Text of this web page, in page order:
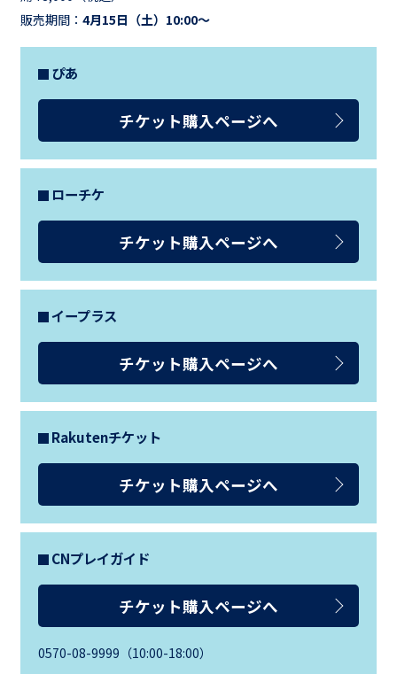
販売期間： 4月15日（土）10:00～
ぴあ
チケット購入ページへ
ローチケ
チケット購入ページへ
イープラス
チケット購入ページへ
Rakutenチケット
チケット購入ページへ
CNプレイガイド
チケット購入ページへ
0570-08-9999（10:00-18:00）